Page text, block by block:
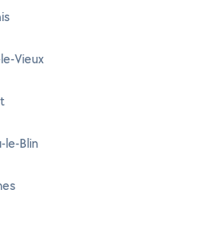
Vieux
le-Blin